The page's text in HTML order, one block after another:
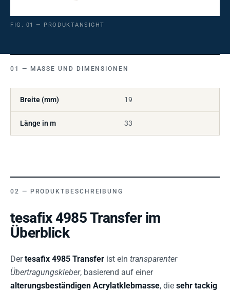
FIG. 01 — PRODUKTANSICHT
MASSE UND DIMENSIONEN
Breite (mm) 19
Länge in m 33
PRODUKTBESCHREIBUNG
tesafix 4985 Transfer im
Überblick
Dertesafix 4985 Transfer ist ein transparenter
Übertragungskleber, basierend auf einer
alterungsbeständigen Acrylatklebmasse, die sehr tackig